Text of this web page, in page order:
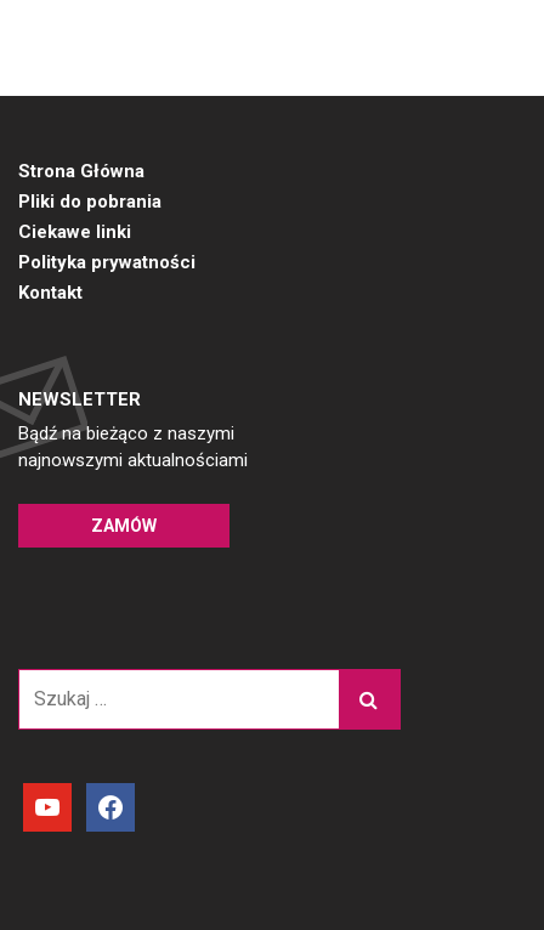
Strona Główna
Pliki do pobrania
Ciekawe linki
Polityka prywatności
Kontakt
NEWSLETTER
Bądź na bieżąco z naszymi
najnowszymi aktualnościami
ZAMÓW
youtube facebook